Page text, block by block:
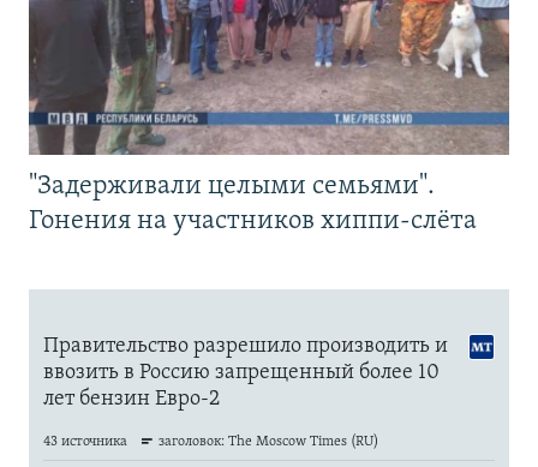
"Задерживали целыми семьями".
Гонения на участников хиппи-слёта